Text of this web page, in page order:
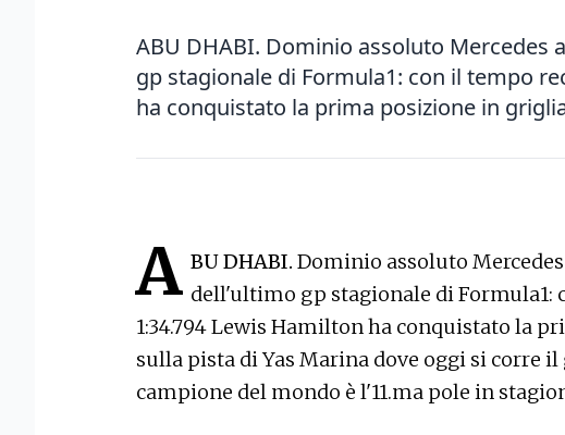
ABU DHABI. Dominio assoluto Mercedes
gp stagionale di Formula1: con il tempo
ha conquistato la prima posizione in
A BU DHABI. Dominio assoluto
dell'ultimo gp stagionale di Formula1:
1:34.794 Lewis Hamilton ha conquistato la
sulla pista di Yas Marina dove oggi si corre il
campione del mondo è l'11.ma pole in